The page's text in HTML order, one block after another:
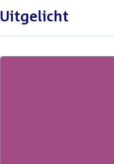
Uitgelicht